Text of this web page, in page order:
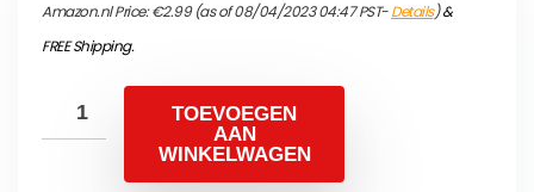
Amazon.nl Price:€2.99(as of 08/04/2023 04:47 PST-Details)&
FREE Shipping.
TOEVOEGEN
AAN
WINKELWAGEN